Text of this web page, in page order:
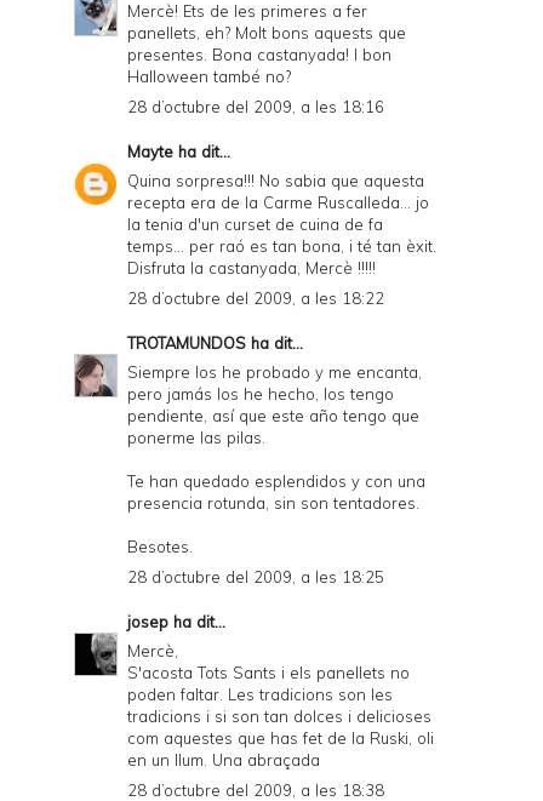
Mercè! Ets de les primeres a fer
panellets, eh? Molt bons aquests que
presentes. Bona castanyada! I bon
Halloween també no?
28 d’octubre del 2009, a les 18:16
Mayte ha dit...
Quina sorpresa!!! No sabia que aquesta
recepta era de la Carme Ruscalleda... jo
la tenia d'un curset de cuina de fa
temps... per raó es tan bona, i té tan èxit.
Disfruta la castanyada, Mercè !!!!!
28 d’octubre del 2009, a les 18:22
TROTAMUNDOS ha dit...
Siempre los he probado y me encanta,
pero jamás los he hecho, los tengo
pendiente, así que este año tengo que
ponerme las pilas.
Te han quedado esplendidos y con una
presencia rotunda, sin son tentadores.
Besotes.
28 d’octubre del 2009, a les 18:25
josep ha dit...
Mercè,
S'acosta Tots Sants i els panellets no
poden faltar. Les tradicions son les
tradicions i si son tan dolces i delicioses
com aquestes que has fet de la Ruski, oli
en un llum. Una abraçada
28 d’octubre del 2009, a les 18:38